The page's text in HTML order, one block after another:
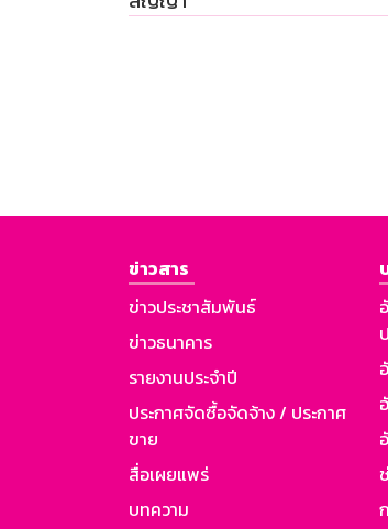
ข่าวสาร
ข่าวประชาสัมพันธ์
ข่าวธนาคาร
รายงานประจำปี
ประกาศจัดซื้อจัดจ้าง / ประกาศ
ขาย
สื่อเผยแพร่
บทความ